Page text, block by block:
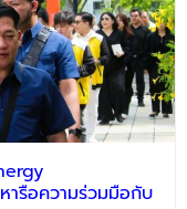
ารือความร่วมมือกับ